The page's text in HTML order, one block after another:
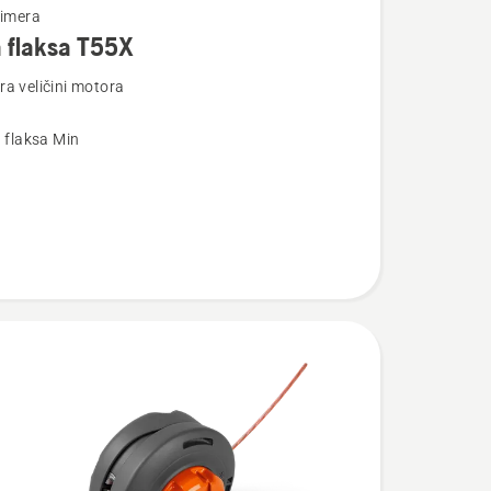
flaksa T55X
veličini motora
flaksa Min